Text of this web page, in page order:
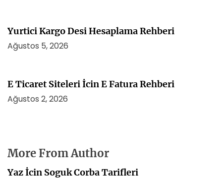
Yurtici Kargo Desi Hesaplama Rehberi
Ağustos 5, 2026
E Ticaret Siteleri İcin E Fatura Rehberi
Ağustos 2, 2026
More From Author
Yaz İcin Soguk Corba Tarifleri